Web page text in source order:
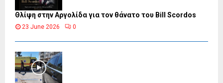
Θλίψη στην Αργολίδα για τον θάνατο του Bill Scordos
23 June 2026 0